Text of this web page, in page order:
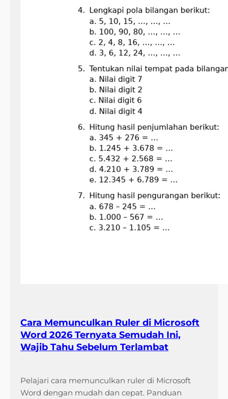
Cara Memunculkan Ruler di Microsoft
Word 2026 Ternyata Semudah Ini,
Wajib Tahu Sebelum Terlambat
Pelajari cara memunculkan ruler di Microsoft
Word dengan mudah dan cepat. Panduan